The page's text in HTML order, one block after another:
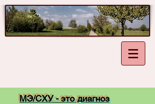
МЭ/СХУ - это диагноз